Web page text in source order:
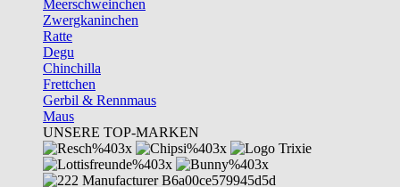
Meerschweinchen
Zwergkaninchen
Ratte
Degu
Chinchilla
Frettchen
Gerbil & Rennmaus
Maus
UNSERE TOP-MARKEN